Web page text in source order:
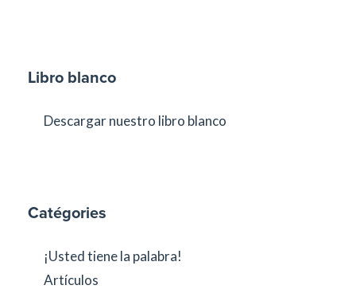
Libro blanco
Descargar nuestro libro blanco
Catégories
¡Usted tiene la palabra!
Artículos